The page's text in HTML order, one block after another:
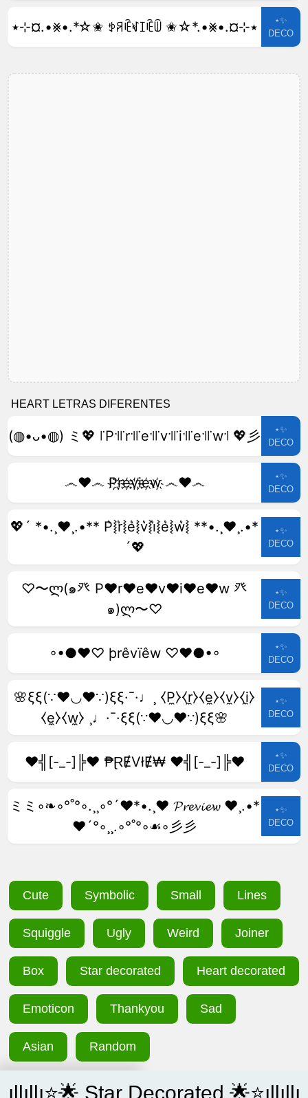
٭⊹¤.•⨳•.*☆✬ ꉣꋪꍟꃴꀤꍟꅏ ✬☆*.•⨳•.¤⊹٭
⋆✨
DECO
HEART LETRAS DIFERENTES
(◍•ᴗ•◍) ミ💖 ꜍P꜉꜍r꜉꜍e꜉꜍v꜉꜍i꜉꜍e꜉꜍w꜉ 💖彡
⋆✨
DECO
෴❤️෴ P҉r҉e҉v҉i҉e҉w҉ ෴❤️෴
⋆✨
DECO
💖´ *•.¸♥¸.•** P͛⦚r͛⦚e͛⦚v͛⦚i͛⦚e͛⦚w͛⦚ **•.¸♥¸.•*
´💖
⋆✨
DECO
♡〜ლ(๑癶 P♥r♥e♥v♥i♥e♥w 癶
๑)ლ〜♡
⋆✨
DECO
◦•●❤♡ þrêvïêw ♡❤●•◦
⋆✨
DECO
🌸ξξ(∵❤◡❤∵)ξξ·¯·♩¸ ⧼P̼⧽⧼r̼⧽⧼e̼⧽⧼v̼⧽⧼i̼⧽
⧼e̼⧽⧼w̼⧽ ¸♩·¯·ξξ(∵❤◡❤∵)ξξ🌸
⋆✨
DECO
♥╣[-_-]╠♥ ₱ⱤɆVłɆ₩ ♥╣[-_-]╠♥
⋆✨
DECO
ミミ◦❧◦°˚°◦.¸¸◦°´❤*•.¸♥ 𝓟𝓻𝓮𝓿𝓲𝓮𝔀 ♥¸.•*
❤´°◦¸¸.◦°˚°◦☙◦彡彡
⋆✨
DECO
Cute Symbolic Small Lines
Squiggle Ugly Weird Joiner
Box Star decorated Heart decorated
Emoticon Thankyou Sad
Asian Random
ıllıllı⭐🌟 S͙t͙a͙r͙ D͙e͙c͙o͙r͙a͙t͙e͙d͙ 🌟⭐ıllıllı